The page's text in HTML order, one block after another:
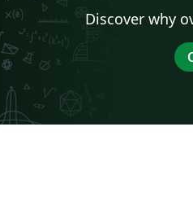
Discover why